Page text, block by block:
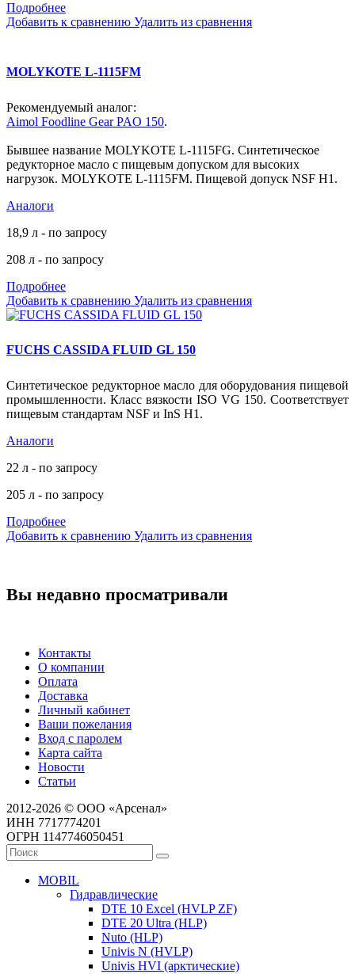
Подробнее
Добавить к сравнению Удалить из сравнения
MOLYKOTE L-1115FM
Рекомендуемый аналог:
Aimol Foodline Gear PAO 150.
Бывшее название MOLYKOTE L-1115FG. Синтетическое
редукторное масло с пищевым допуском для высоких
нагрузок. MOLYKOTE L-1115FM. Пищевой допуск NSF H1.
Аналоги
18,9 л - по запросу
208 л - по запросу
Подробнее
Добавить к сравнению Удалить из сравнения
FUCHS CASSIDA FLUID GL 150
Синтетическое редукторное масло для оборудования пищевой
промышленности. Класс вязкости ISO VG 150. Соответствует
пищевым стандартам NSF и InS H1.
Аналоги
22 л - по запросу
205 л - по запросу
Подробнее
Добавить к сравнению Удалить из сравнения
Вы недавно просматривали
Контакты
О компании
Оплата
Доставка
Личный кабинет
Ваши пожелания
Вход с паролем
Карта сайта
Новости
Статьи
2012-2026 © ООО «Арсенал»
ИНН 7717774201
ОГРН 1147746050451
MOBIL
Гидравлические
DTE 10 Excel (HVLP ZF)
DTE 20 Ultra (HLP)
Nuto (HLP)
Univis N (HVLP)
Univis HVI (арктические)